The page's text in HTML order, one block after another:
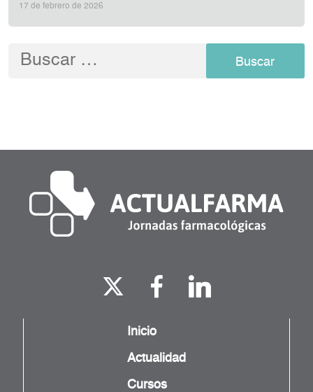
17 de febrero de 2026
Buscar:
Inicio
Actualidad
Cursos